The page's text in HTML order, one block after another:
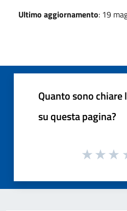
Ultimo aggiornamento: 19
Quanto sono
su questa pagina?